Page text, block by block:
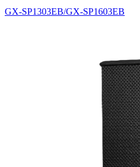
GX-SP1303EB/GX-SP1603EB